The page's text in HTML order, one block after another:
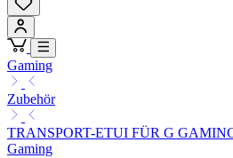
Gaming
Zubehör
TRANSPORT-ETUI FÜR G
Gaming